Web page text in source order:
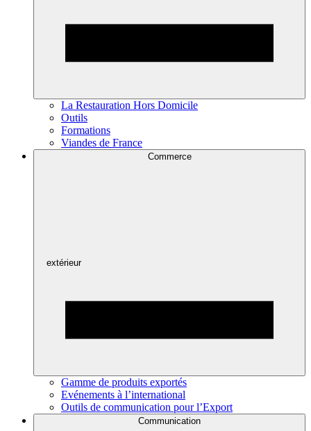
La Restauration Hors Domicile
Outils
Formations
Viandes de France
Commerce
extérieur
Gamme de produits exportés
Evénements à l’international
Outils de communication pour l’Export
Communication